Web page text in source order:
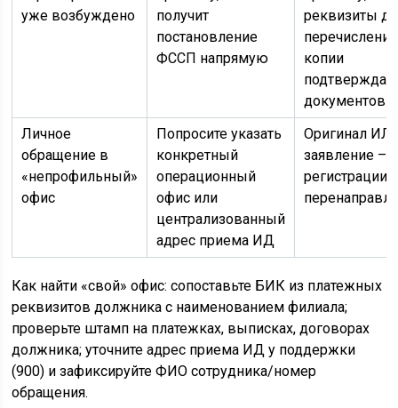
уже возбуждено
получит
постановление
ФССП напрямую
реквизиты
копии
документов
Личное
обращение в
«непрофильный»
офис
Попросите указать
конкретный
операционный
офис или
централизованный
адрес приема ИД
Оригинал ИЛ
заявление –
регистрации/
Как найти «свой» офис: сопоставьте БИК из платежных
реквизитов должника с наименованием филиала;
проверьте штамп на платежках, выписках, договорах
должника; уточните адрес приема ИД у поддержки
(900) и зафиксируйте ФИО сотрудника/номер
обращения.